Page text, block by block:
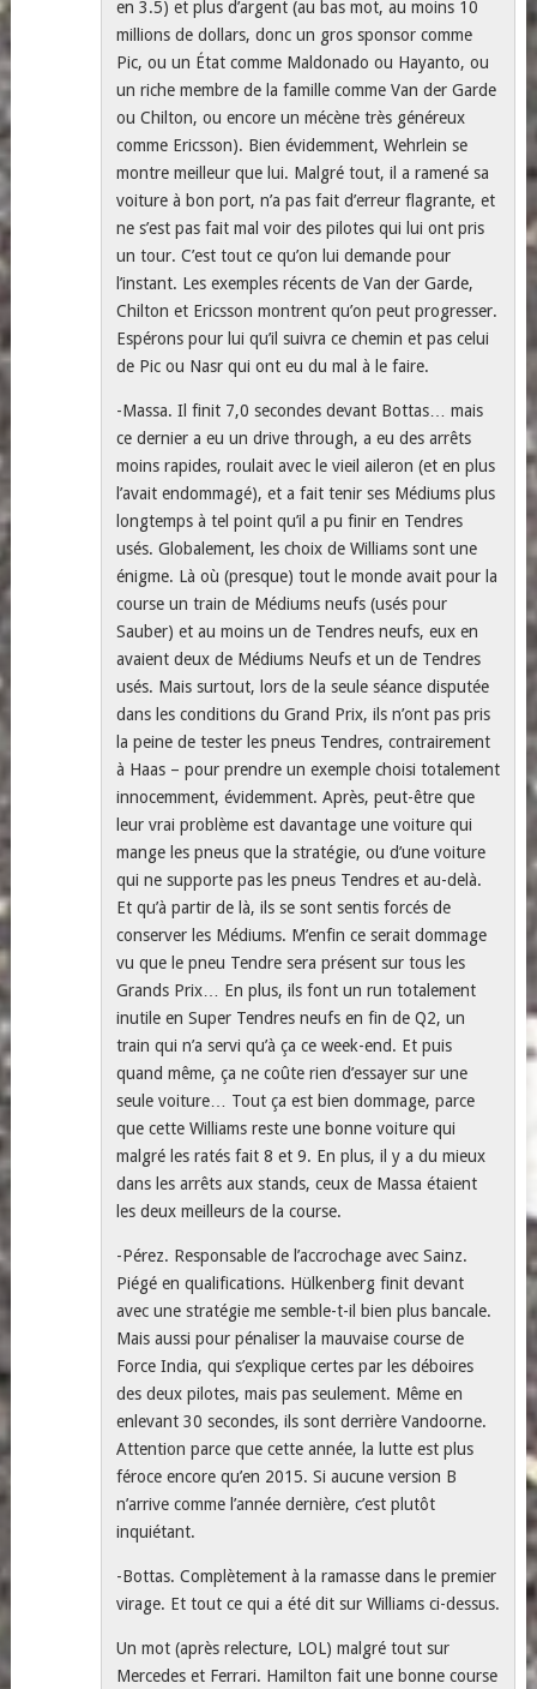
en 3.5) et plus d’argent (au bas mot, au moins 10
millions de dollars, donc un gros sponsor comme
Pic, ou un État comme Maldonado ou Hayanto, ou
un riche membre de la famille comme Van der Garde
ou Chilton, ou encore un mécène très généreux
comme Ericsson). Bien évidemment, Wehrlein se
montre meilleur que lui. Malgré tout, il a ramené sa
voiture à bon port, n’a pas fait d’erreur flagrante, et
ne s’est pas fait mal voir des pilotes qui lui ont pris
un tour. C’est tout ce qu’on lui demande pour
l’instant. Les exemples récents de Van der Garde,
Chilton et Ericsson montrent qu’on peut progresser.
Espérons pour lui qu’il suivra ce chemin et pas celui
de Pic ou Nasr qui ont eu du mal à le faire.
-Massa. Il finit 7,0 secondes devant Bottas… mais
ce dernier a eu un drive through, a eu des arrêts
moins rapides, roulait avec le vieil aileron (et en plus
l’avait endommagé), et a fait tenir ses Médiums plus
longtemps à tel point qu’il a pu finir en Tendres
usés. Globalement, les choix de Williams sont une
énigme. Là où (presque) tout le monde avait pour la
course un train de Médiums neufs (usés pour
Sauber) et au moins un de Tendres neufs, eux en
avaient deux de Médiums Neufs et un de Tendres
usés. Mais surtout, lors de la seule séance disputée
dans les conditions du Grand Prix, ils n’ont pas pris
la peine de tester les pneus Tendres, contrairement
à Haas – pour prendre un exemple choisi totalement
innocemment, évidemment. Après, peut-être que
leur vrai problème est davantage une voiture qui
mange les pneus que la stratégie, ou d’une voiture
qui ne supporte pas les pneus Tendres et au-delà.
Et qu’à partir de là, ils se sont sentis forcés de
conserver les Médiums. M’enfin ce serait dommage
vu que le pneu Tendre sera présent sur tous les
Grands Prix… En plus, ils font un run totalement
inutile en Super Tendres neufs en fin de Q2, un
train qui n’a servi qu’à ça ce week-end. Et puis
quand même, ça ne coûte rien d’essayer sur une
seule voiture… Tout ça est bien dommage, parce
que cette Williams reste une bonne voiture qui
malgré les ratés fait 8 et 9. En plus, il y a du mieux
dans les arrêts aux stands, ceux de Massa étaient
les deux meilleurs de la course.
-Pérez. Responsable de l’accrochage avec Sainz.
Piégé en qualifications. Hülkenberg finit devant
avec une stratégie me semble-t-il bien plus bancale.
Mais aussi pour pénaliser la mauvaise course de
Force India, qui s’explique certes par les déboires
des deux pilotes, mais pas seulement. Même en
enlevant 30 secondes, ils sont derrière Vandoorne.
Attention parce que cette année, la lutte est plus
féroce encore qu’en 2015. Si aucune version B
n’arrive comme l’année dernière, c’est plutôt
inquiétant.
-Bottas. Complètement à la ramasse dans le premier
virage. Et tout ce qui a été dit sur Williams ci-dessus.
Un mot (après relecture, LOL) malgré tout sur
Mercedes et Ferrari. Hamilton fait une bonne course